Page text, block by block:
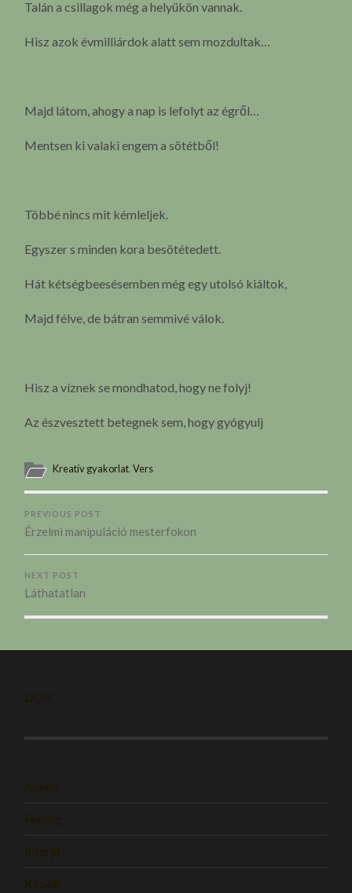
Talán a csillagok még a helyükön vannak.
Hisz azok évmilliárdok alatt sem mozdultak…
Majd látom, ahogy a nap is lefolyt az égről…
Mentsen ki valaki engem a sötétből!
Többé nincs mit kémleljek.
Egyszer s minden kora besötétedett.
Hát kétségbeesésemben még egy utolsó kiáltok,
Majd félve, de bátran semmivé válok.
Hisz a víznek se mondhatod, hogy ne folyj!
Az észvesztett betegnek sem, hogy gyógyulj
Kreatív gyakorlat,Vers
PREVIOUS POST
Érzelmi manipuláció mesterfokon
NEXT POST
Láthatatlan
DÖK
Ajánló
Feeling
Interjú
Képek